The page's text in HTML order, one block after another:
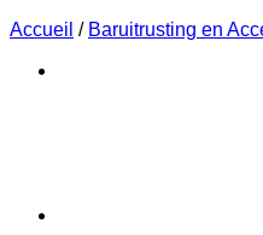
Accueil / Baruitrusting en